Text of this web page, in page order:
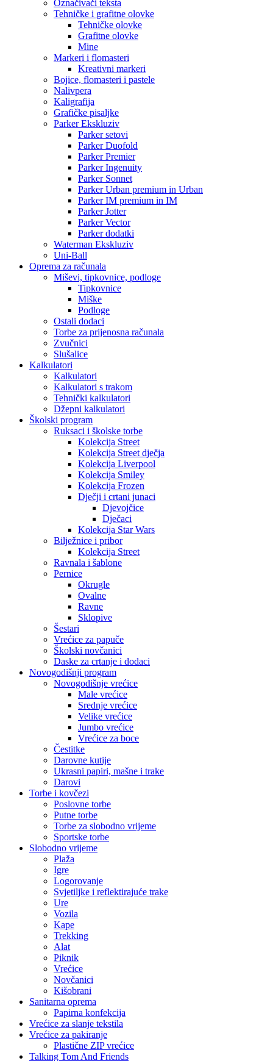
Označivači teksta
Tehničke i grafitne olovke
Tehničke olovke
Grafitne olovke
Mine
Markeri i flomasteri
Kreativni markeri
Bojice, flomasteri i pastele
Nalivpera
Kaligrafija
Grafičke pisaljke
Parker Ekskluziv
Parker setovi
Parker Duofold
Parker Premier
Parker Ingenuity
Parker Sonnet
Parker Urban premium in Urban
Parker IM premium in IM
Parker Jotter
Parker Vector
Parker dodatki
Waterman Ekskluziv
Uni-Ball
Oprema za računala
Miševi, tipkovnice, podloge
Tipkovnice
Miške
Podloge
Ostali dodaci
Torbe za prijenosna računala
Zvučnici
Slušalice
Kalkulatori
Kalkulatori
Kalkulatori s trakom
Tehnički kalkulatori
Džepni kalkulatori
Školski program
Ruksaci i školske torbe
Kolekcija Street
Kolekcija Street dječja
Kolekcija Liverpool
Kolekcija Smiley
Kolekcija Frozen
Dječji i crtani junaci
Djevojčice
Dječaci
Kolekcija Star Wars
Bilježnice i pribor
Kolekcija Street
Ravnala i šablone
Pernice
Okrugle
Ovalne
Ravne
Sklopive
Šestari
Vrećice za papuče
Školski novčanici
Daske za crtanje i dodaci
Novogodišnji program
Novogodišnje vrećice
Male vrećice
Srednje vrećice
Velike vrećice
Jumbo vrećice
Vrećice za boce
Čestitke
Darovne kutije
Ukrasni papiri, mašne i trake
Darovi
Torbe i kovčezi
Poslovne torbe
Putne torbe
Torbe za slobodno vrijeme
Sportske torbe
Slobodno vrijeme
Plaža
Igre
Logorovanje
Svjetiljke i reflektirajuće trake
Ure
Vozila
Kape
Trekking
Alat
Piknik
Vrećice
Novčanici
Kišobrani
Sanitarna oprema
Papirna konfekcija
Vrećice za slanje tekstila
Vrećice za pakiranje
Plastične ZIP vrećice
Talking Tom And Friends